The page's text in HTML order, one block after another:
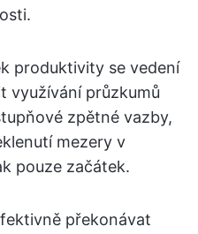
produktivity se vedení
využívání průzkumů
zpětné vazby,
mezery v
pouze začátek.
překonávat